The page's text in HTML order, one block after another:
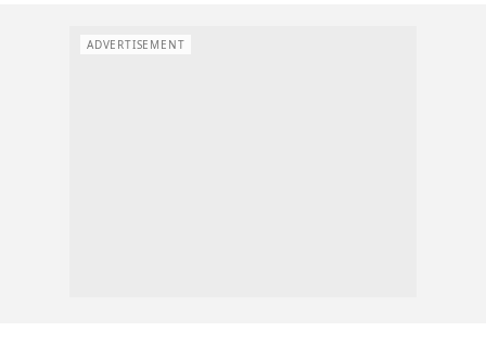
ADVERTISEMENT